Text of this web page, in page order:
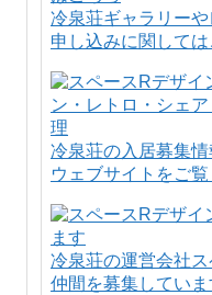
冷泉荘ギャラリー
申し込みに関して
冷泉荘の入居募集
ウェブサイトをご
冷泉荘の運営会社
仲間を募集してい